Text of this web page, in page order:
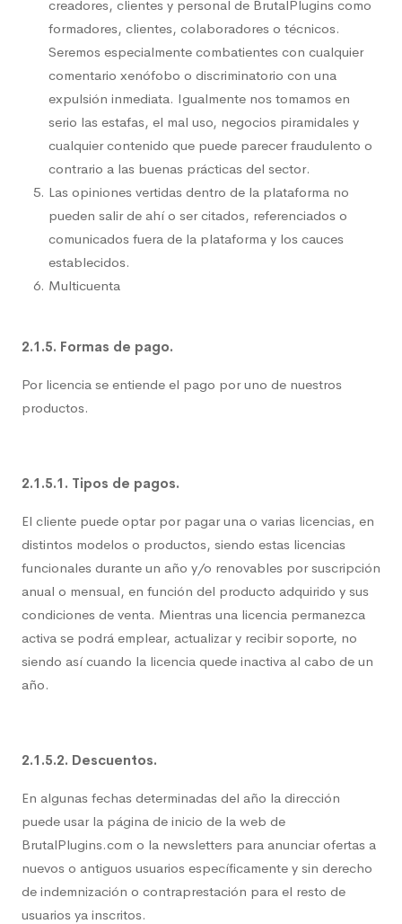
creadores, clientes y personal de BrutalPlugins como
formadores, clientes, colaboradores o técnicos.
Seremos especialmente combatientes con cualquier
comentario xenófobo o discriminatorio con una
expulsión inmediata. Igualmente nos tomamos en
serio las estafas, el mal uso, negocios piramidales y
cualquier contenido que puede parecer fraudulento o
contrario a las buenas prácticas del sector.
Las opiniones vertidas dentro de la plataforma no
pueden salir de ahí o ser citados, referenciados o
comunicados fuera de la plataforma y los cauces
establecidos.
Multicuenta
2.1.5. Formas de pago.
Por licencia se entiende el pago por uno de nuestros
productos.
2.1.5.1. Tipos de pagos.
El cliente puede optar por pagar una o varias licencias, en
distintos modelos o productos, siendo estas licencias
funcionales durante un año y/o renovables por suscripción
anual o mensual, en función del producto adquirido y sus
condiciones de venta. Mientras una licencia permanezca
activa se podrá emplear, actualizar y recibir soporte, no
siendo así cuando la licencia quede inactiva al cabo de un
año.
2.1.5.2. Descuentos.
En algunas fechas determinadas del año la dirección
puede usar la página de inicio de la web de
BrutalPlugins.com o la newsletters para anunciar ofertas a
nuevos o antiguos usuarios específicamente y sin derecho
de indemnización o contraprestación para el resto de
usuarios ya inscritos.